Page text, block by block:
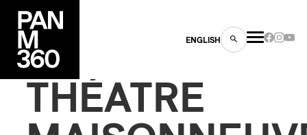
ENGLISH
THÉATRE